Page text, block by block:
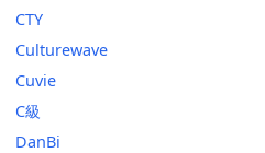
CTY
Culturewave
Cuvie
C級
DanBi